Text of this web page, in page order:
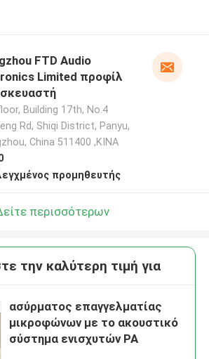
FTD Audio
Limited προφίλ
Building 17th, No.4
Rd, Shiqi District, Panyu,
China 511400 ,ΚΙΝΑ
προμηθευτής
περισσότερων
την καλύτερη τιμή για
ασύρματος επαγγελματίας
μικροφώνων με το ακουστικό
σύστημα ενισχυτών PA